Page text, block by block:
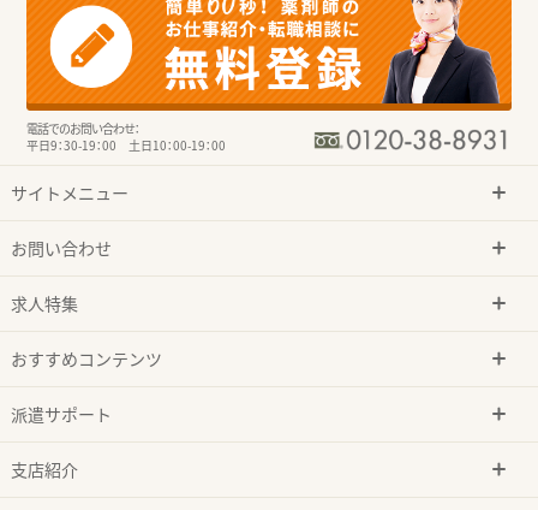
電話でのお問い合わせ：
平日9：30-19：00 土日10：00-19：00
サイトメニュー
お問い合わせ
求人特集
おすすめコンテンツ
派遣サポート
支店紹介